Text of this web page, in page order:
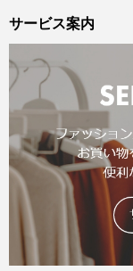
サービス案内